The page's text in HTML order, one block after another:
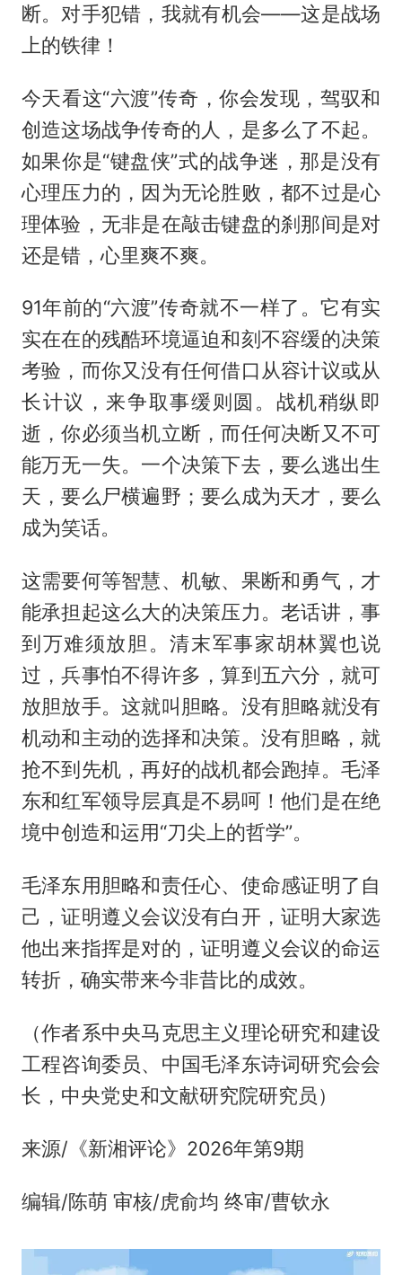
断。对手犯错，我就有机会——这是战场
上的铁律！
今天看这“六渡”传奇，你会发现，驾驭和
创造这场战争传奇的人，是多么了不起。
如果你是“键盘侠”式的战争迷，那是没有
心理压力的，因为无论胜败，都不过是心
理体验，无非是在敲击键盘的刹那间是对
还是错，心里爽不爽。
91年前的“六渡”传奇就不一样了。它有实
实在在的残酷环境逼迫和刻不容缓的决策
考验，而你又没有任何借口从容计议或从
长计议，来争取事缓则圆。战机稍纵即
逝，你必须当机立断，而任何决断又不可
能万无一失。一个决策下去，要么逃出生
天，要么尸横遍野；要么成为天才，要么
成为笑话。
这需要何等智慧、机敏、果断和勇气，才
能承担起这么大的决策压力。老话讲，事
到万难须放胆。清末军事家胡林翼也说
过，兵事怕不得许多，算到五六分，就可
放胆放手。这就叫胆略。没有胆略就没有
机动和主动的选择和决策。没有胆略，就
抢不到先机，再好的战机都会跑掉。毛泽
东和红军领导层真是不易呵！他们是在绝
境中创造和运用“刀尖上的哲学”。
毛泽东用胆略和责任心、使命感证明了自
己，证明遵义会议没有白开，证明大家选
他出来指挥是对的，证明遵义会议的命运
转折，确实带来今非昔比的成效。
（作者系中央马克思主义理论研究和建设
工程咨询委员、中国毛泽东诗词研究会会
长，中央党史和文献研究院研究员）
来源/《新湘评论》2026年第9期
编辑/陈萌 审核/虎俞均 终审/曹钦永